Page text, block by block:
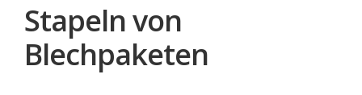
Stapeln von
Blechpaketen